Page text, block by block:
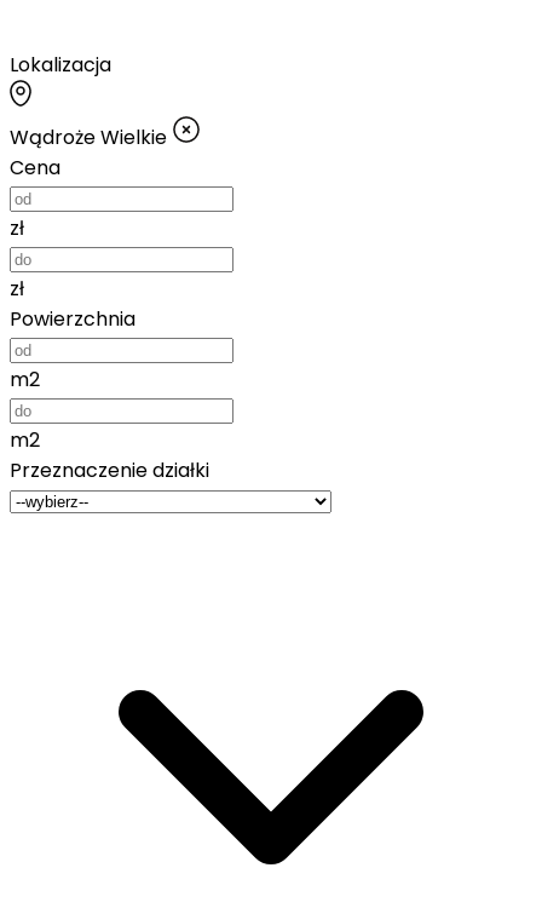
Lokalizacja
Wądroże Wielkie
Cena
zł
zł
Powierzchnia
m2
m2
Przeznaczenie działki